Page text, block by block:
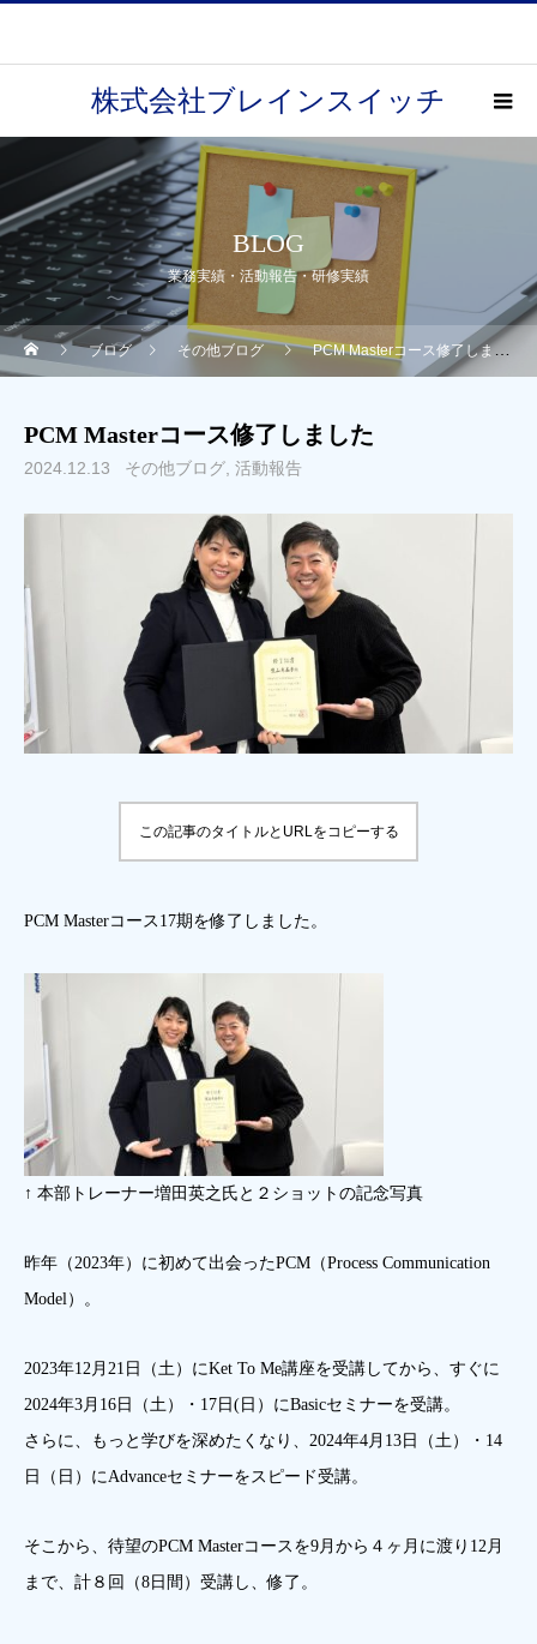
株式会社ブレインスイッチ
BLOG
業務実績・活動報告・研修実績
ブログ その他ブログ PCM Masterコース修了しました
PCM Masterコース修了しました
2024.12.13 その他ブログ 活動報告
この記事のタイトルとURLをコピーする
PCM Masterコース17期を修了しました。
↑ 本部トレーナー増田英之氏と２ショットの記念写真
昨年（2023年）に初めて出会ったPCM（Process Communication
Model）。
2023年12月21日（土）にKet To Me講座を受講してから、すぐに
2024年3月16日（土）・17日(日）にBasicセミナーを受講。
さらに、もっと学びを深めたくなり、2024年4月13日（土）・14
日（日）にAdvanceセミナーをスピード受講。
そこから、待望のPCM Masterコースを9月から４ヶ月に渡り12月
まで、計８回（8日間）受講し、修了。